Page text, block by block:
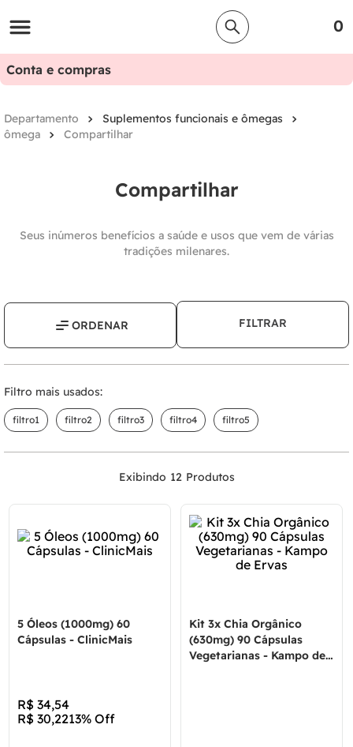
0
Conta e compras
Suplementos funcionais e ômegas
ômega
Compartilhar
Compartilhar
Seus inúmeros benefícios a saúde e usos que vem de várias
tradições milenares.
FILTRAR
Filtro mais usados:
filtro1 filtro2 filtro3 filtro4 filtro5
12
5 Óleos (1000mg) 60
Cápsulas - ClinicMais
R$ 34,54
R$ 30,2213% Off
Kit 3x Chia Orgânico
(630mg) 90 Cápsulas
Vegetarianas - Kampo de